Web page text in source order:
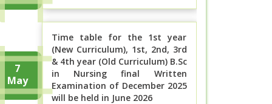
7
May
Time table for the 1st year
(New Curriculum), 1st, 2nd, 3rd
& 4th year (Old Curriculum) B.Sc
in Nursing final Written
Examination of December 2025
will be held in June 2026